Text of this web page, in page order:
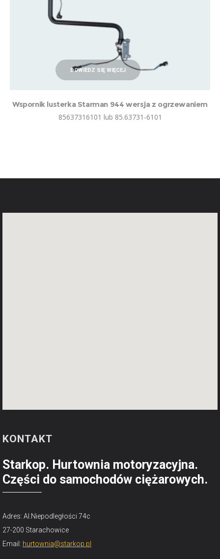
DOWIEDZ SIĘ WIĘCEJ
Wspornik lusterka Starman 944 wersja z ogrzewaniem
85637316101 lub 85.63731-6101
KONTAKT
Starkop. Hurtownia motoryzacyjna.
Części do samochodów ciężarowych.
Adres: Al.Niepodległości 74c
27-200 Starachowice
Email: hurtownia@starkop.pl